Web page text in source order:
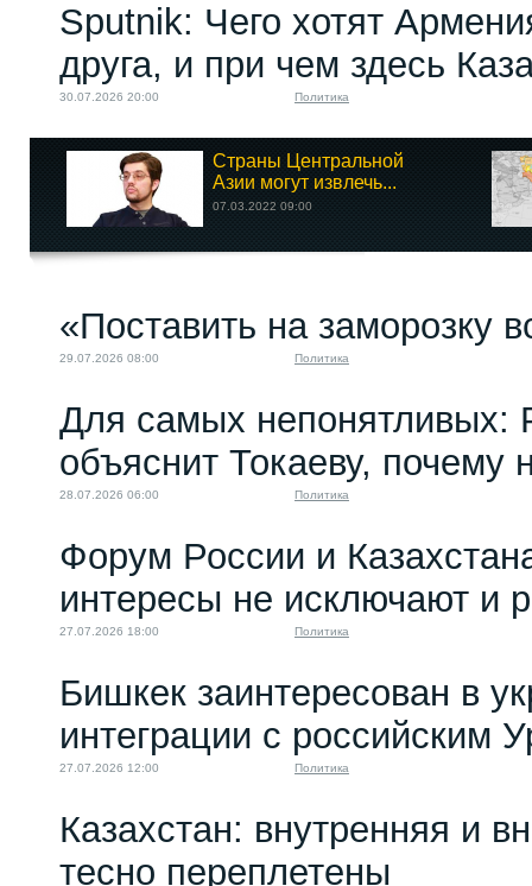
Sputnik: Чего хотят
друга, и при чем здесь
30.07.2026 20:00 Политика
Страны Центральной
Азии могут извлечь...
07.03.2022 09:00
«Поставить на заморозку
29.07.2026 08:00 Политика
Для самых непонятливых:
объяснит Токаеву,
28.07.2026 06:00 Политика
Форум России и
интересы не исключают и
27.07.2026 18:00 Политика
Бишкек заинтересован в
интеграции с российским
27.07.2026 12:00 Политика
Казахстан: внутренняя и
тесно переплетены